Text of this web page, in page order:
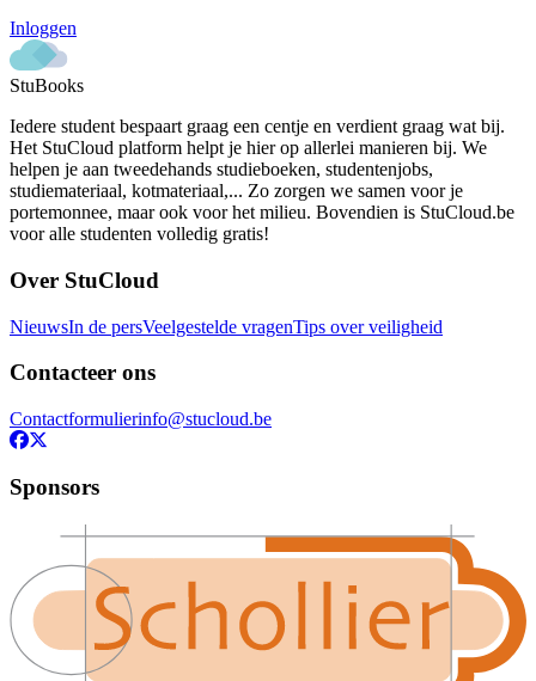
Inloggen
StuBooks
Iedere student bespaart graag een centje en verdient graag wat bij.
Het StuCloud platform helpt je hier op allerlei manieren bij. We
helpen je aan tweedehands studieboeken, studentenjobs,
studiemateriaal, kotmateriaal,... Zo zorgen we samen voor je
portemonnee, maar ook voor het milieu. Bovendien is StuCloud.be
voor alle studenten volledig gratis!
Over StuCloud
NieuwsIn de persVeelgestelde vragenTips over veiligheid
Contacteer ons
Contactformulierinfo@stucloud.be
Sponsors